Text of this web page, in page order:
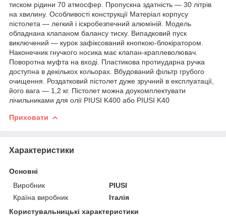
тиском рідини 70 атмосфер. Пропускна здатність — 30 літрів
на хвилину. Особливості конструкції Матеріал корпусу
пістолета — легкий і іскробезпечний алюміній. Модель
обладнана клапаном балансу тиску. Випадковий пуск
виключений — курок зафіксований кнопкою-блокіратором.
Наконечник гнучкого носика має клапан-краплеволювач.
Поворотна муфта на вході. Пластикова протиударна ручка
доступна в декількох кольорах. Вбудований фільтр грубого
очищення. Роздатковий пістолет дуже зручний в експлуатації,
його вага — 1,2 кг. Пістолет можна доукомплектувати
лічильниками для олії PIUSI K400 або PIUSI K40
Приховати
Характеристики
Основні
Виробник
PIUSI
Країна виробник
Італія
Користувальницькі характеристики